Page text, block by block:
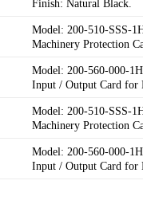
Finish: Natural Black.
Model: 200-510-SSS-
Machinery Protection
Model: 200-560-000-
Input / Output Card for
Model: 200-510-SSS-
Machinery Protection
Model: 200-560-000-
Input / Output Card for